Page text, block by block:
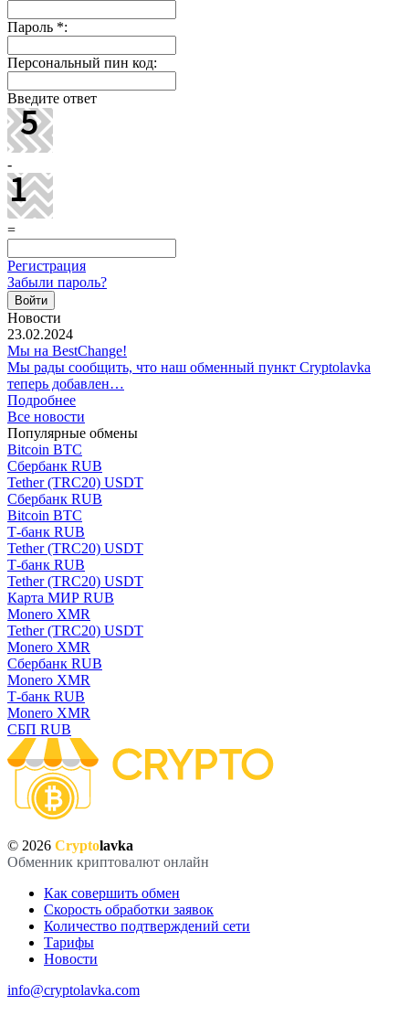
Пароль *:
Персональный пин код:
Введите ответ
-
=
Регистрация
Забыли пароль?
Новости
23.02.2024
Мы на BestChange!
Мы рады сообщить, что наш обменный пункт Cryptolavka
теперь добавлен…
Подробнее
Все новости
Популярные обмены
Bitcoin BTC
Сбербанк RUB
Tether (TRC20) USDT
Сбербанк RUB
Bitcoin BTC
Т-банк RUB
Tether (TRC20) USDT
Т-банк RUB
Tether (TRC20) USDT
Карта МИР RUB
Monero XMR
Tether (TRC20) USDT
Monero XMR
Сбербанк RUB
Monero XMR
Т-банк RUB
Monero XMR
СБП RUB
© 2026 Cryptolavka
Обменник криптовалют онлайн
Как совершить обмен
Скорость обработки заявок
Количество подтверждений сети
Тарифы
Новости
info@cryptolavka.com